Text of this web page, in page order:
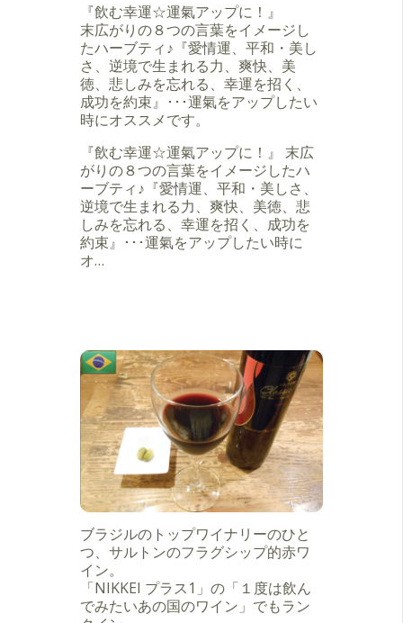
『飲む幸運☆運氣アップに！』
末広がりの８つの言葉をイメージし
たハーブティ♪『愛情運、平和・美し
さ、逆境で生まれる力、爽快、美
徳、悲しみを忘れる、幸運を招く、
成功を約束』･･･運氣をアップしたい
時にオススメです。
『飲む幸運☆運氣アップに！』 末広
がりの８つの言葉をイメージしたハ
ーブティ♪『愛情運、平和・美しさ、
逆境で生まれる力、爽快、美徳、悲
しみを忘れる、幸運を招く、成功を
約束』･･･運氣をアップしたい時に
オ…
ブラジルのトップワイナリーのひと
つ、サルトンのフラグシップ的赤ワ
イン。
「NIKKEI プラス1」の「１度は飲ん
でみたいあの国のワイン」でもラン